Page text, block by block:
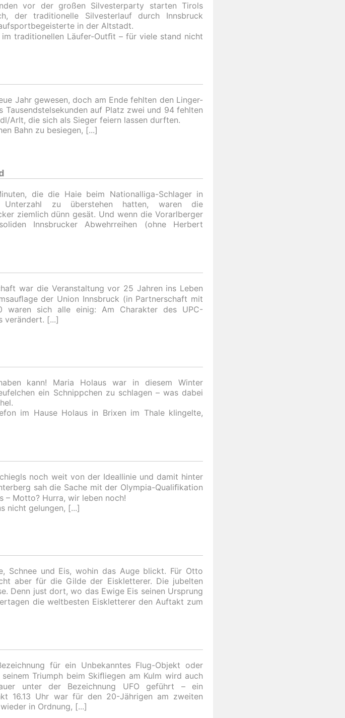
vor der großen Silvesterparty starten Tirols
der traditionelle Silvesterlauf durch Innsbruck
in der Altstadt.
traditionellen Läufer-Outﬁt – für viele stand nicht
Jahr gewesen, doch am Ende fehlten den Linger-
Tausendstelsekunden auf Platz zwei und 94 fehlten
Arlt, die sich als Sieger feiern lassen durften.
Bahn zu besiegen,
die die Haie beim Nationalliga-Schlager in
zu überstehen hatten, waren die
ziemlich dünn gesät. Und wenn die Vorarlberger
Innsbrucker Abwehrreihen (ohne Herbert
war die Veranstaltung vor 25 Jahren ins Leben
der Union Innsbruck (in Partnerschaft mit
waren sich alle einig: Am Charakter des UPC-
verändert.
kann! Maria Holaus war in diesem Winter
ein Schnippchen zu schlagen – was dabei
im Hause Holaus in Brixen im Thale klingelte,
noch weit von der Ideallinie und damit hinter
sah die Sache mit der Olympia-Qualiﬁkation
– Motto? Hurra, wir leben noch!
nicht gelungen,
Schnee und Eis, wohin das Auge blickt. Für Otto
aber für die Gilde der Eiskletterer. Die jubelten
Denn just dort, wo das Ewige Eis seinen Ursprung
die weltbesten Eiskletterer den Auftakt zum
für ein Unbekanntes Flug-Objekt oder
Triumph beim Skiﬂiegen am Kulm wird auch
unter der Bezeichnung UFO geführt – ein
16.13 Uhr war für den 20-Jährigen am zweiten
in Ordnung,